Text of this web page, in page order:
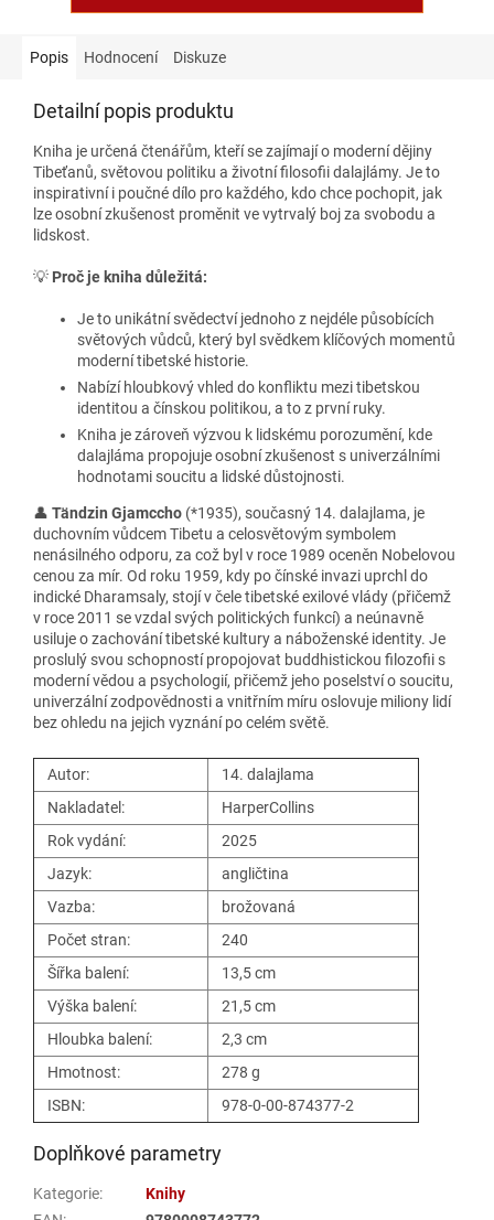
Popis Hodnocení Diskuze
Detailní popis produktu
Kniha je určená čtenářům, kteří se zajímají o moderní dějiny
Tibeťanů, světovou politiku a životní filosofii dalajlámy. Je to
inspirativní i poučné dílo pro každého, kdo chce pochopit, jak
lze osobní zkušenost proměnit ve vytrvalý boj za svobodu a
lidskost.
💡 Proč je kniha důležitá:
Je to unikátní svědectví jednoho z nejdéle působících
světových vůdců, který byl svědkem klíčových momentů
moderní tibetské historie.
Nabízí hloubkový vhled do konfliktu mezi tibetskou
identitou a čínskou politikou, a to z první ruky.
Kniha je zároveň výzvou k lidskému porozumění, kde
dalajláma propojuje osobní zkušenost s univerzálními
hodnotami soucitu a lidské důstojnosti.
👤 Tändzin Gjamccho (*1935), současný 14. dalajlama, je
duchovním vůdcem Tibetu a celosvětovým symbolem
nenásilného odporu, za což byl v roce 1989 oceněn Nobelovou
cenou za mír. Od roku 1959, kdy po čínské invazi uprchl do
indické Dharamsaly, stojí v čele tibetské exilové vlády (přičemž
v roce 2011 se vzdal svých politických funkcí) a neúnavně
usiluje o zachování tibetské kultury a náboženské identity. Je
proslulý svou schopností propojovat buddhistickou filozofii s
moderní vědou a psychologií, přičemž jeho poselství o soucitu,
univerzální zodpovědnosti a vnitřním míru oslovuje miliony lidí
bez ohledu na jejich vyznání po celém světě.
Autor:
14. dalajlama
Nakladatel:
HarperCollins
Rok vydání:
2025
Jazyk:
angličtina
Vazba:
brožovaná
Počet stran:
240
Šířka balení:
13,5 cm
Výška balení:
21,5 cm
Hloubka balení:
2,3 cm
Hmotnost:
278 g
ISBN:
978-0-00-874377-2
Doplňkové parametry
Kategorie:
Knihy